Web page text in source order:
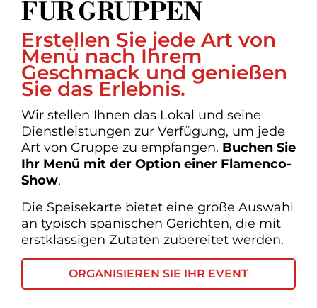
FÜR GRUPPEN
Erstellen Sie jede Art von
Menü nach Ihrem
Geschmack und genießen
Sie das Erlebnis.
Wir stellen Ihnen das Lokal und seine
Dienstleistungen zur Verfügung, um jede
Art von Gruppe zu empfangen. Buchen Sie
Ihr Menü mit der Option einer Flamenco-
Show.
Die Speisekarte bietet eine große Auswahl
an typisch spanischen Gerichten, die mit
erstklassigen Zutaten zubereitet werden.
ORGANISIEREN SIE IHR EVENT